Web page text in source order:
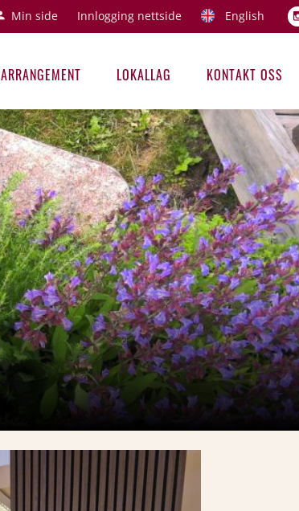
Min side Innlogging nettside English
ARRANGEMENT LOKALLAG KONTAKT OSS